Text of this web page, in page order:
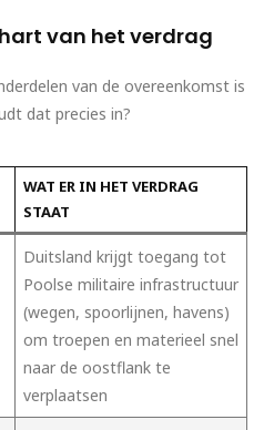
van het verdrag
van de overeenkomst is
dat precies in?
WAT ER IN HET VERDRAG
STAAT
Duitsland krijgt toegang tot
Poolse militaire infrastructuur
(wegen, spoorlijnen, havens)
om troepen en materieel snel
naar de oostflank te
verplaatsen